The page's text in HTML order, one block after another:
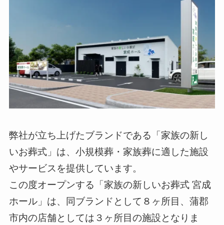
弊社が立ち上げたブランドである「家族の新し
いお葬式」は、小規模葬・家族葬に適した施設
やサービスを提供しています。
この度オープンする「家族の新しいお葬式 宮成
ホール」は、同ブランドとして８ヶ所目、蒲郡
市内の店舗としては３ヶ所目の施設となりま